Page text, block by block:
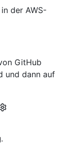
in der AWS-
GitHub
und dann auf
.